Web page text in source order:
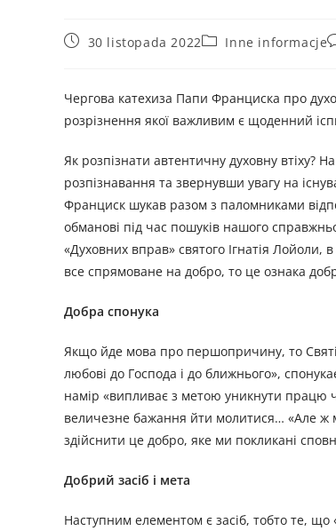
30 listopada 2022 Inne informacje
Чергова катехиза Папи Франциска про
розрізнення якої важливим є щоденний
Як розпізнати автентичну духовну втіху?
розпізнавання та звернувши увагу на
Франциск шукав разом з паломниками
обманові під час пошуків нашого
«Духовних вправ» святого Ігнатія
все спрямоване на добро, то це ознака
Добра спонука
Якщо йде мова про першопричину, то
любові до Господа і до ближнього»,
намір «випливає з метою уникнути працю
величезне бажання йти молитися… «Але ж
здійснити це добро, яке ми покликані
Добрий засіб і мета
Наступним елементом є засіб, тобто те,